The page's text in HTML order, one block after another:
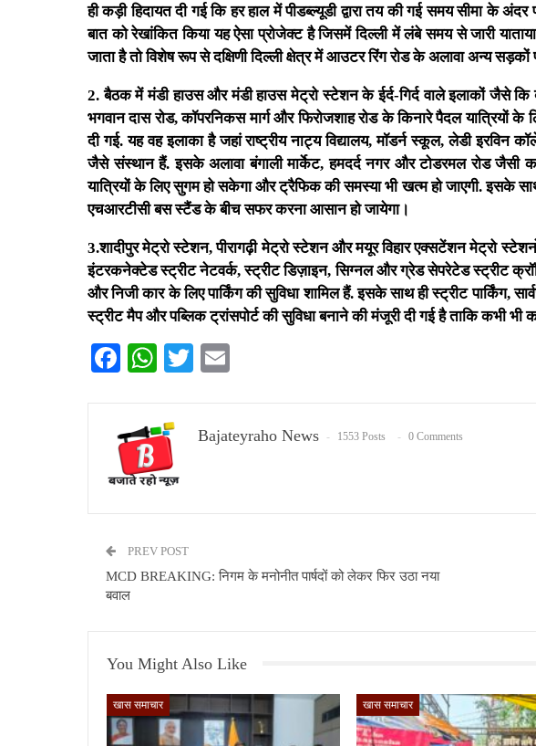
ही कड़ी हिदायत दी गई कि हर हाल में पीडब्ल्यूडी द्वारा तय की गई समय सीमा के
बात को रेखांकित किया यह ऐसा प्रोजेक्ट है जिसमें दिल्ली में लंबे समय से जारी
जाता है तो विशेष रूप से दक्षिणी दिल्ली क्षेत्र में आउटर रिंग रोड के अलावा अन्य
2. बैठक में मंडी हाउस और मंडी हाउस मेट्रो स्टेशन के ईर्द-गिर्द वाले इलाकों जैसे कि
भगवान दास रोड, कॉपरनिकस मार्ग और फिरोजशाह रोड के किनारे पैदल यात्रियों के
दी गई. यह वह इलाका है जहां राष्ट्रीय नाट्य विद्यालय, मॉडर्न स्कूल, लेडी
जैसे संस्थान हैं. इसके अलावा बंगाली मार्केट, हमदर्द नगर और टोडरमल रोड जैसी
यात्रियों के लिए सुगम हो सकेगा और ट्रैफिक की समस्या भी खत्म हो जाएगी. इसके
एचआरटीसी बस स्टैंड के बीच सफर करना आसान हो जायेगा।
3.शादीपुर मेट्रो स्टेशन, पीरागढ़ी मेट्रो स्टेशन और मयूर विहार एक्सटेंशन मेट्रो
इंटरकनेक्टेड स्ट्रीट नेटवर्क, स्ट्रीट डिज़ाइन, सिग्नल और ग्रेड सेपरेटेड स्ट्रीट
और निजी कार के लिए पार्किंग की सुविधा शामिल हैं. इसके साथ ही स्ट्रीट पार्किंग,
स्ट्रीट मैप और पब्लिक ट्रांसपोर्ट की सुविधा बनाने की मंजूरी दी गई है ताकि कभी
Facebook
WhatsApp
Twitter
Bajateyraho News 1553 Posts 0 Comments
PREV POST
MCD BREAKING: निगम के मनोनीत पार्षदों को लेकर फिर उठा नया
बवाल
You Might Also Like
खास समाचार खास समाचार